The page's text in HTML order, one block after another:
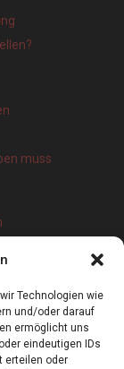
Technologien wie
und/oder darauf
ermöglicht uns
eindeutigen IDs
erteilen oder
muss